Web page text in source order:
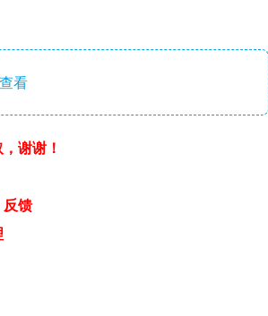
看
谢谢！
馈